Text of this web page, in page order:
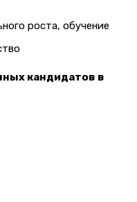
роста, обучение
кандидатов в